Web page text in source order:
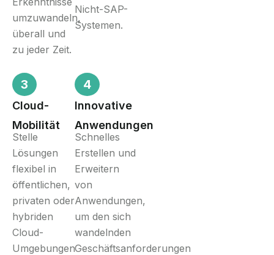
umzuwandeln,
überall und
zu jeder Zeit.
Nicht-SAP-
Systemen.
3
Cloud-
Mobilität
Stelle
Lösungen
flexibel in
öffentlichen,
privaten oder
hybriden
Cloud-
Umgebungen
4
Innovative
Anwendungen
Schnelles
Erstellen und
Erweitern
von
Anwendungen,
um den sich
wandelnden
Geschäftsanforderungen